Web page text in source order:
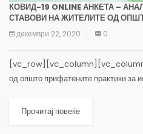
КОВИД-19 ONLINE АНКЕТА –
СТАВОВИ НА ЖИТЕЛИТЕ ОД
декември 22, 2020 0
од општо прифатените практики за
одвоите 3 минити од вашето...
Прочитај повеќе